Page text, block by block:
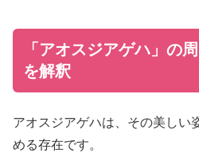
「アオスジアゲハ」の
を解釈
アオスジアゲハは、その美しい
める存在です。